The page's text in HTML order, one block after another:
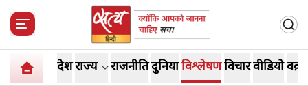
देशराज्य राजनीतिदुनियाविश्लेषणविचारवीडियो